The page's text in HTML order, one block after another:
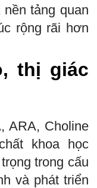
tảng quan
rộng rãi hơn
thị giác
ARA, Choline
khoa học
trong cấu
và phát triển